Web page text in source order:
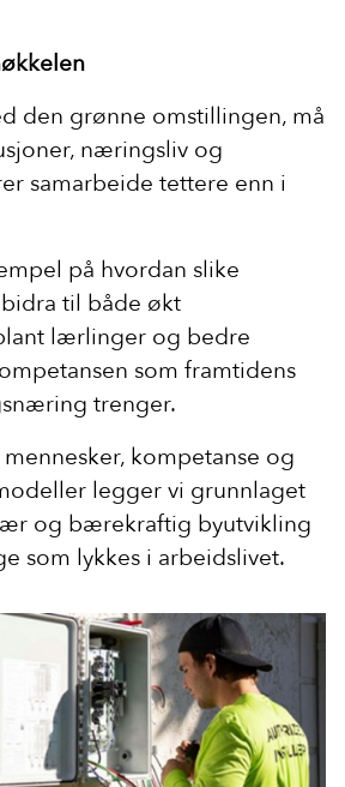
den grønne omstillingen, må
næringsliv og
samarbeide tettere enn i
på hvordan slike
til både økt
lærlinger og bedre
som framtidens
trenger.
kompetanse og
legger vi grunnlaget
og bærekraftig byutvikling
som lykkes i arbeidslivet.